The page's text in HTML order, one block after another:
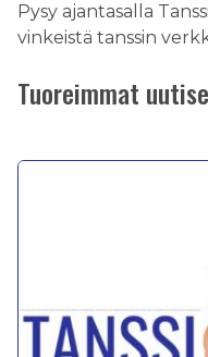
Pysy ajantasalla
vinkeistä tanssin
Tuoreimmat